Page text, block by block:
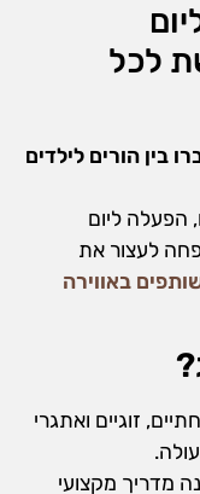
לכל
בין הורים לילדים
הפעלה ליום
לעצור את
באווירה
זוגיים ואתגרי
מדריך מקצועי